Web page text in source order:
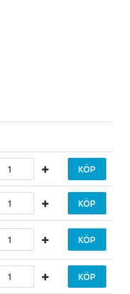
KÖP
KÖP
KÖP
KÖP